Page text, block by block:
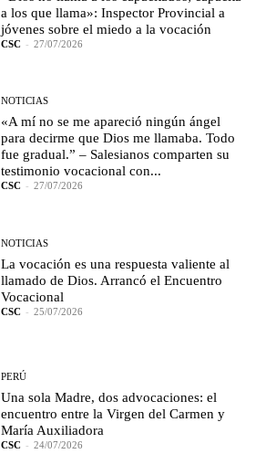
a los que llama»: Inspector Provincial a
jóvenes sobre el miedo a la vocación
CSC - 27/07/2026
NOTICIAS
«A mí no se me apareció ningún ángel
para decirme que Dios me llamaba. Todo
fue gradual.” – Salesianos comparten su
testimonio vocacional con...
CSC - 27/07/2026
NOTICIAS
La vocación es una respuesta valiente al
llamado de Dios. Arrancó el Encuentro
Vocacional
CSC - 25/07/2026
PERÚ
Una sola Madre, dos advocaciones: el
encuentro entre la Virgen del Carmen y
María Auxiliadora
CSC - 24/07/2026